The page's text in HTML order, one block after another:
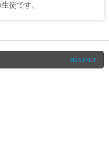
徒です。
MONTHLY